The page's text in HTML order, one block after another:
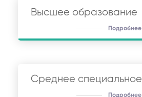
Высшее образование
Подробнее
Среднее специальное
Подробнее